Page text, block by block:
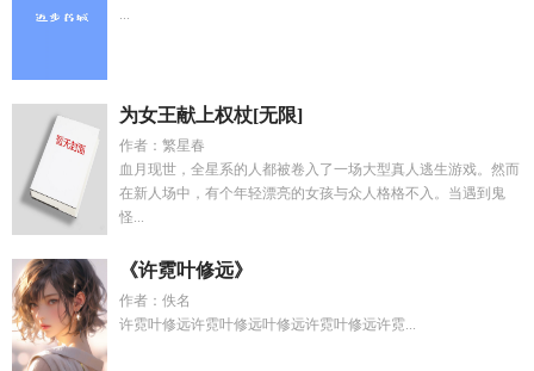
...
为女王献上权杖[无限]
作者：繁星春
血月现世，全星系的人都被卷入了一场大型真人逃生游戏。然而
在新人场中，有个年轻漂亮的女孩与众人格格不入。当遇到鬼
怪...
《许霓叶修远》
作者：佚名
许霓叶修远许霓叶修远叶修远许霓叶修远许霓...